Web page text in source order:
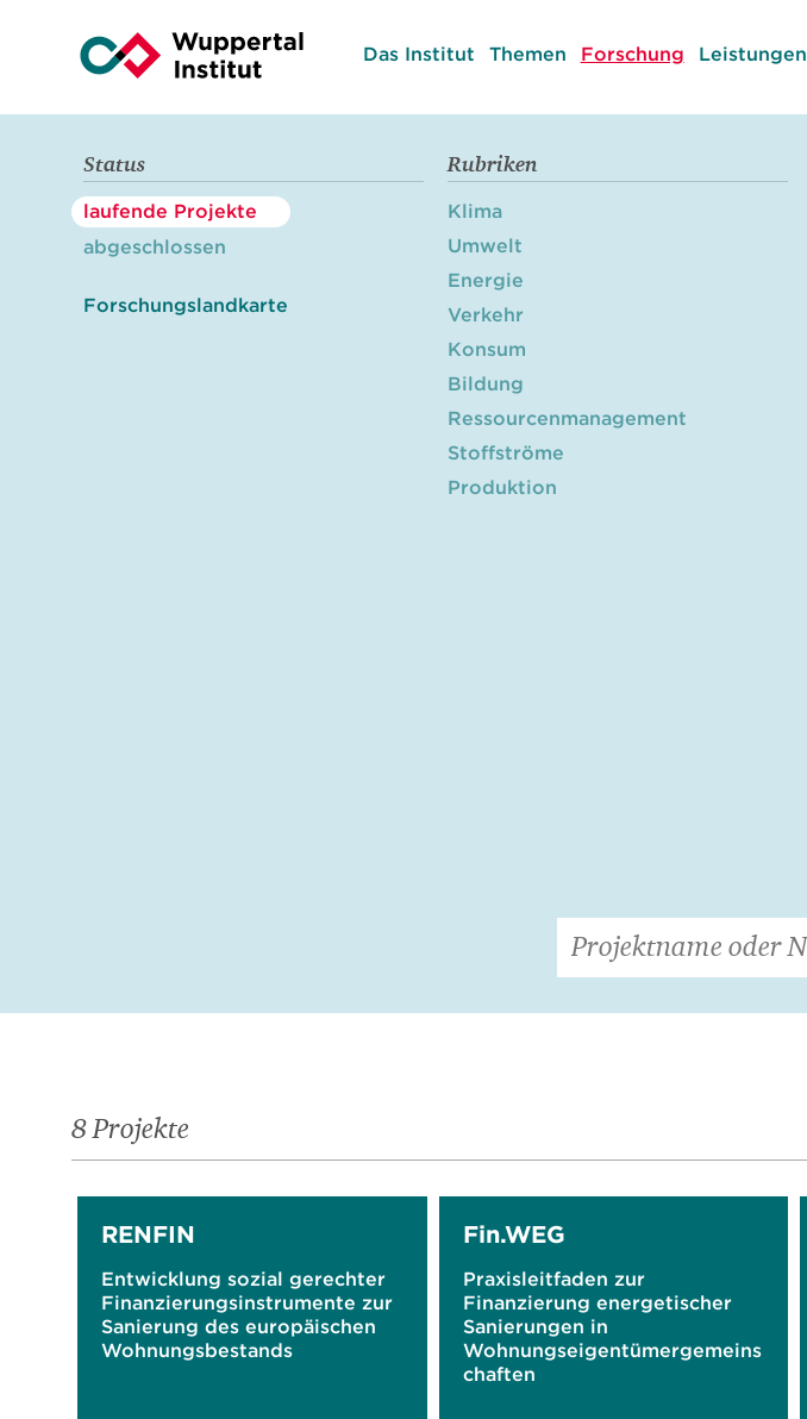
Das Institut Themen Forschung Leistungen
Status
laufende Projekte
abgeschlossen
Forschungslandkarte
Rubriken
Klima
Umwelt
Energie
Verkehr
Konsum
Bildung
Ressourcenmanagement
Stoffströme
Produktion
8 Projekte
RENFIN
Entwicklung sozial gerechter
Finanzierungsinstrumente zur
Sanierung des europäischen
Wohnungsbestands
Fin.WEG
Praxisleitfaden zur
Finanzierung energetischer
Sanierungen in
Wohnungseigentümergemeins
chaften